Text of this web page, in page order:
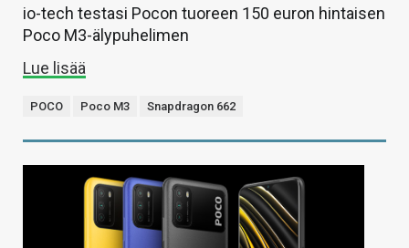
io-tech testasi Pocon tuoreen 150 euron hintaisen
Poco M3-älypuhelimen
Lue lisää
POCO Poco M3 Snapdragon 662